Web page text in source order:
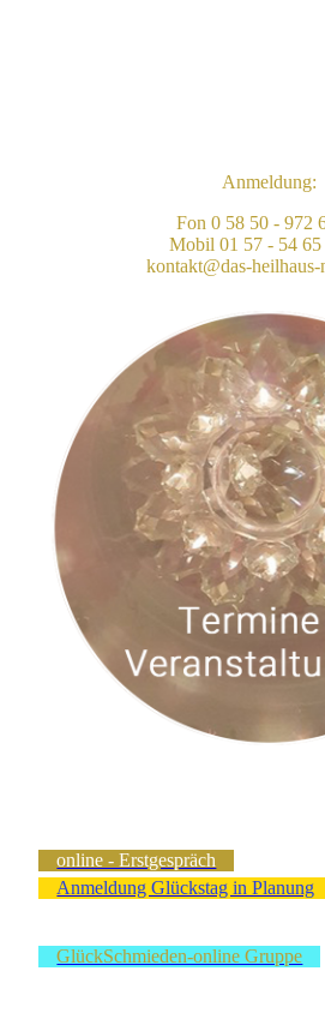
Anmeldung:
Fon 0 58 50 - 972
Mobil 01 57 - 54 65
kontakt@das-heilhaus-
online - Erstgespräch
Anmeldung Glückstag in Planung
GlückSchmieden-online Gruppe